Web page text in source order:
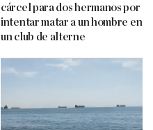
cárcel para dos hermanos por
intentar matar a un hombre en
un club de alterne